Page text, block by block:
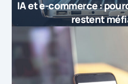
IA et e-commerce :
restent